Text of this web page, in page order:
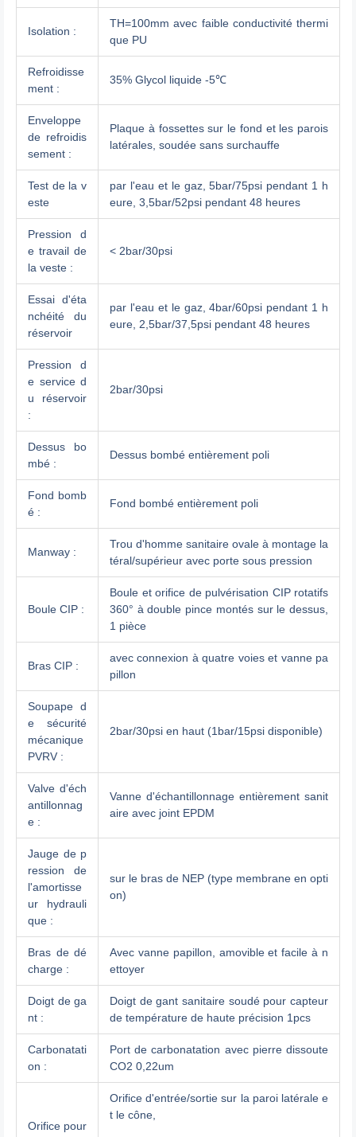
Isolation :
TH=100mm avec faible conductivité thermi
que PU
Refroidisse
ment :
35% Glycol liquide -5℃
Enveloppe
de refroidis
sement :
Plaque à fossettes sur le fond et les parois
latérales, soudée sans surchauffe
Test de la v
este
par l'eau et le gaz, 5bar/75psi pendant 1 h
eure, 3,5bar/52psi pendant 48 heures
Pression d
e travail de
la veste :
< 2bar/30psi
Essai d'éta
nchéité du
réservoir
par l'eau et le gaz, 4bar/60psi pendant 1 h
eure, 2,5bar/37,5psi pendant 48 heures
Pression d
e service d
u réservoir
:
2bar/30psi
Dessus bo
mbé :
Dessus bombé entièrement poli
Fond bomb
é :
Fond bombé entièrement poli
Manway :
Trou d'homme sanitaire ovale à montage la
téral/supérieur avec porte sous pression
Boule CIP :
Boule et orifice de pulvérisation CIP rotatifs
360° à double pince montés sur le dessus,
1 pièce
Bras CIP :
avec connexion à quatre voies et vanne pa
pillon
Soupape d
e sécurité
mécanique
PVRV :
2bar/30psi en haut (1bar/15psi disponible)
Valve d'éch
antillonnag
e :
Vanne d'échantillonnage entièrement sanit
aire avec joint EPDM
Jauge de p
ression de
l'amortisse
ur hydrauli
que :
sur le bras de NEP (type membrane en opti
on)
Bras de dé
charge :
Avec vanne papillon, amovible et facile à n
ettoyer
Doigt de ga
nt :
Doigt de gant sanitaire soudé pour capteur
de température de haute précision 1pcs
Carbonatati
on :
Port de carbonatation avec pierre dissoute
CO2 0,22um
Orifice pour
Orifice d'entrée/sortie sur la paroi latérale e
t le cône,